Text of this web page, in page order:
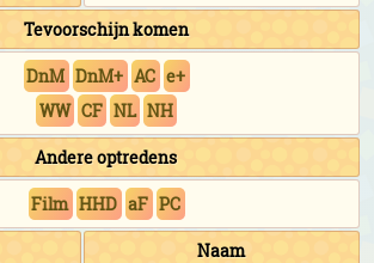
Tevoorschijn komen
DnM DnM+ AC e+
WW CF NL NH
Andere optredens
Film HHD aF PC
Naam